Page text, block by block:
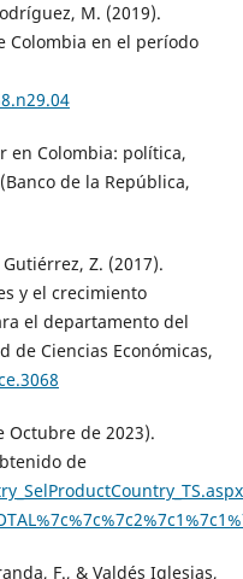
M. (2019).
Colombia en el período
en Colombia: política,
de la República,
Z. (2017).
y el crecimiento
el departamento del
de Ciencias Económicas,
Octubre de 2023).
de
F., & Valdés Iglesias,